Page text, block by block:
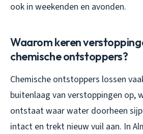
ook in weekenden en avonden.
Waarom keren
chemische ontstoppers?
Chemische ontstoppers lossen
buitenlaag van verstoppingen op,
ontstaat waar water doorheen
intact en trekt nieuw vuil aan. In